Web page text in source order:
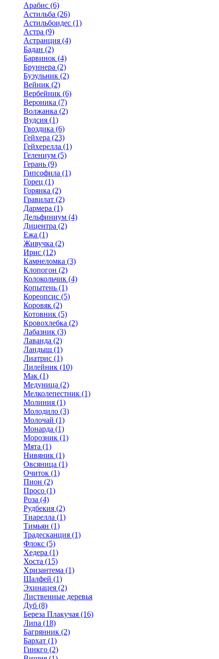
Арабис (6)
Астильба (26)
Астильбоидес (1)
Астра (9)
Астранция (4)
Бадан (2)
Барвинок (4)
Бруннера (2)
Бузульник (2)
Вейник (2)
Вербейник (6)
Вероника (7)
Волжанка (2)
Вудсия (1)
Гвоздика (6)
Гейхера (23)
Гейхерелла (1)
Гелениум (5)
Герань (9)
Гипсофила (1)
Горец (1)
Горянка (2)
Гравилат (2)
Дармера (1)
Дельфиниум (4)
Дицентра (2)
Ежа (1)
Живучка (2)
Ирис (12)
Камнеломка (3)
Клопогон (2)
Колокольчик (4)
Копытень (1)
Кореопсис (5)
Коровяк (2)
Котовник (5)
Кровохлебка (2)
Лабазник (3)
Лаванда (2)
Ландыш (1)
Лиатрис (1)
Лилейник (10)
Мак (1)
Медуница (2)
Мелколепестник (1)
Молиния (1)
Молодило (3)
Молочай (1)
Монарда (1)
Морозник (1)
Мята (1)
Нивяник (1)
Овсяница (1)
Очиток (1)
Пион (2)
Просо (1)
Роза (4)
Рудбекия (2)
Тиарелла (1)
Тимьян (1)
Традесканция (1)
Флокс (5)
Хедера (1)
Хоста (15)
Хризантема (1)
Шалфей (1)
Эхинацея (2)
Лиственные деревья
Дуб (8)
Береза Плакучая (16)
Липа (18)
Багрянник (2)
Бархат (1)
Гинкго (2)